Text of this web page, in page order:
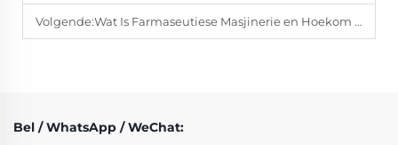
Volgende:Wat Is Farmaseutiese Masjinerie en Hoekom Is Dit Belangrik?
Bel / WhatsApp / WeChat: